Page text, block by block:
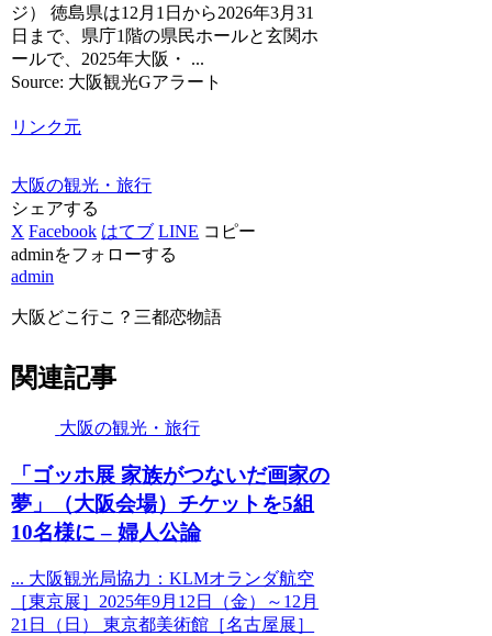
ジ） 徳島県は12月1日から2026年3月31
日まで、県庁1階の県民ホールと玄関ホ
ールで、2025年大阪・ ...
Source: 大阪観光Gアラート
リンク元
大阪の観光・旅行
シェアする
X Facebook はてブ LINE コピー
adminをフォローする
admin
大阪どこ行こ？三都恋物語
関連記事
大阪の観光・旅行
「ゴッホ展 家族がつないだ画家の
夢」（大阪会場）チケットを5組
10名様に – 婦人公論
... 大阪観光局協力：KLMオランダ航空
［東京展］2025年9月12日（金）～12月
21日（日） 東京都美術館［名古屋展］